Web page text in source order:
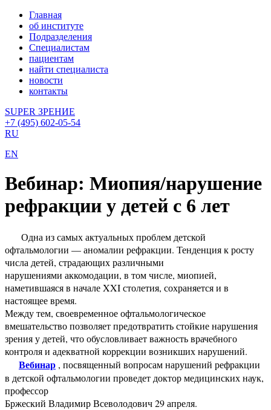
Главная
об институте
Подразделения
Специалистам
пациентам
найти специалиста
новости
контакты
SUPER ЗРЕНИЕ
+7 (495) 602-05-54
RU
EN
Вебинар: Миопия/нарушение
рефракции у детей с 6 лет
Одна из самых актуальных проблем детской
офтальмологии — аномалии рефракции. Тенденция к росту
числа детей, страдающих различными
нарушениями аккомодации, в том числе, миопией,
наметившаяся в начале XXI столетия, сохраняется и в
настоящее время.
Между тем, своевременное офтальмологическое
вмешательство позволяет предотвратить стойкие нарушения
зрения у детей, что обусловливает важность врачебного
контроля и адекватной коррекции возникших нарушений.
Вебинар , посвященный вопросам нарушений рефракции
в детской офтальмологии проведет доктор медицинских наук,
профессор
Бржеский Владимир Всеволодович 29 апреля.